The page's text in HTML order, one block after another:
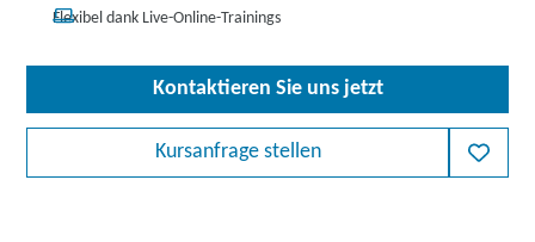
Flexibel dank Live-Online-Trainings
Kontaktieren Sie uns jetzt
Kursanfrage stellen